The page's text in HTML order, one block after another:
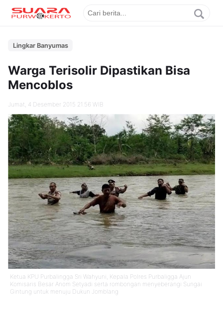
Lingkar Banyumas
Warga Terisolir Dipastikan Bisa
Mencoblos
Jumat, 4 Desember 2015 21.56 WIB
Ketua KPU Purbalingga Sri Wahyuni, Kepala Polres Purbaligga Ajun
Komisaris Besar Anom Setyadi serta rombongan menyeberangi Sungai
Gintung untuk menuju Dukun Jomblang